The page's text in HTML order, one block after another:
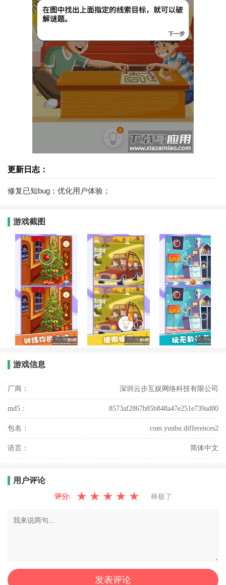
更新日志：
修复已知bug；优化用户体验；
游戏截图
游戏信息
厂商： 深圳云步互娱网络科技有限公司
md5： 8573af2867b85b848a47e251e739ad80
包名： com.yunbu.differences2
语言： 简体中文
用户评论
评分: ★ ★ ★ ★ ★ 棒极了